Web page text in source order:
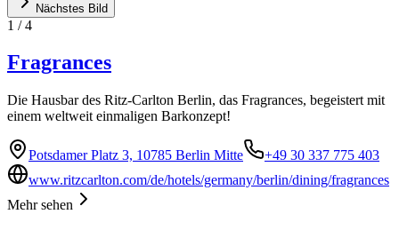
Nächstes Bild
1 /4
Fragrances
Die Hausbar des Ritz-Carlton Berlin, das Fragrances, begeistert mit
einem weltweit einmaligen Barkonzept!
Potsdamer Platz 3, 10785 Berlin Mitte
+49 30 337 775 403
www.ritzcarlton.com/de/hotels/germany/berlin/dining/fragrances
Mehr sehen